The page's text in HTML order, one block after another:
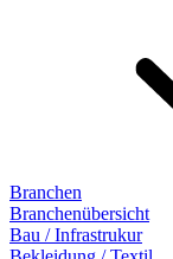
Branchen
Branchenübersicht
Bau / Infrastrukur